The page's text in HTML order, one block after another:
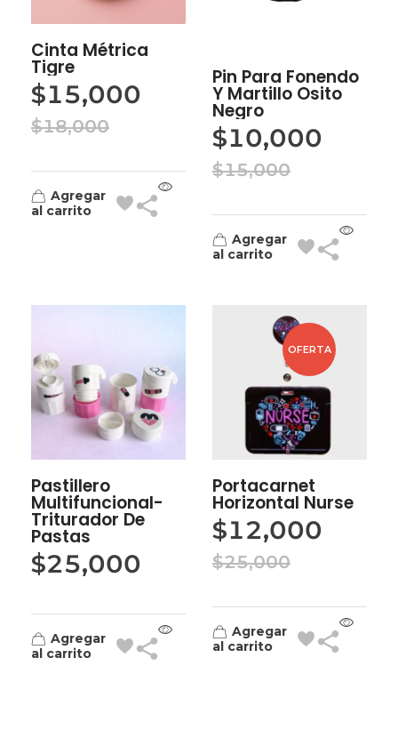
Cinta Métrica
Tigre
$15,000
$18,000
Agregar
al carrito
Pin Para Fonendo
Y Martillo Osito
Negro
$10,000
$15,000
Agregar
al carrito
Pastillero
Multifuncional-
Triturador De
Pastas
$25,000
Agregar
al carrito
OFERTA
Portacarnet
Horizontal Nurse
$12,000
$25,000
Agregar
al carrito